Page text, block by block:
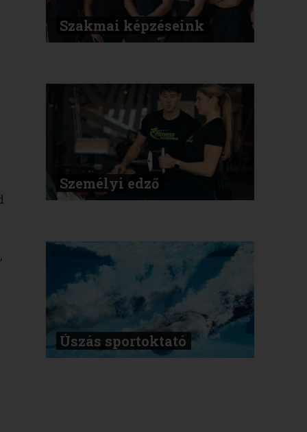
Szakmai képzéseink
Személyi edző
Úszás sportoktató